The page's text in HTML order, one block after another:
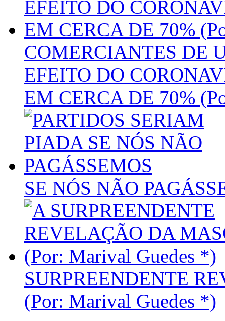
COMERCIANTES DE
EFEITO DO
EM CERCA DE 70%
SE NÓS NÃO
SURPREENDENTE
(Por: Marival Guedes *)